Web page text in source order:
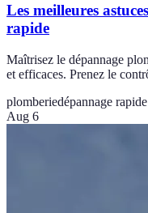
Les meilleures
rapide
Maîtrisez le dépannage
et efficaces. Prenez le
plomberiedépannage rapide
Aug 6